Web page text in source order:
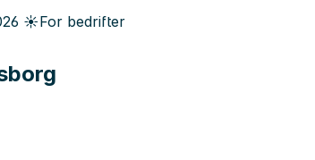
☀️For bedrifter